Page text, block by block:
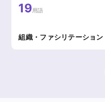
19用語
組織・ファシリテーション